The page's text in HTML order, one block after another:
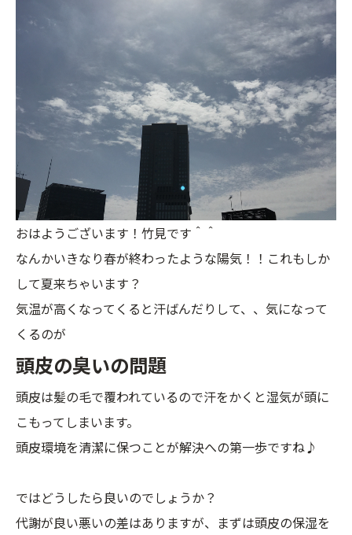
おはようございます！竹見です＾＾
なんかいきなり春が終わったような陽気！！これもしか
して夏来ちゃいます？
気温が高くなってくると汗ばんだりして、、気になって
くるのが
頭皮の臭いの問題
頭皮は髪の毛で覆われているので汗をかくと湿気が頭に
こもってしまいます。
頭皮環境を清潔に保つことが解決への第一歩ですね♪
ではどうしたら良いのでしょうか？
代謝が良い悪いの差はありますが、まずは頭皮の保湿を